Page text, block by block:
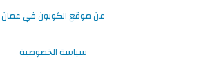
عن موقع الكوبون في عمان
سياسة الخصوصية